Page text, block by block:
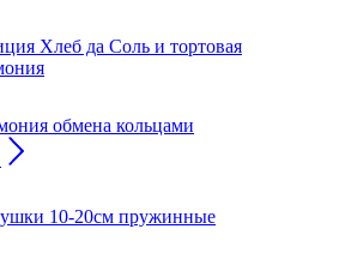
Хлеб да Соль и тортовая
обмена кольцами
10-20см пружинные